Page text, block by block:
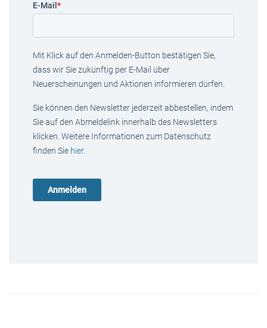
E-Mail *
Mit Klick auf den Anmelden-Button bestätigen Sie,
dass wir Sie zukünftig per E-Mail über
Neuerscheinungen und Aktionen informieren dürfen.
Sie können den Newsletter jederzeit abbestellen, indem
Sie auf den Abmeldelink innerhalb des Newsletters
klicken. Weitere Informationen zum Datenschutz
finden Sie hier.